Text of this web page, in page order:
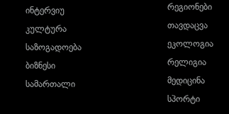
ინტერვიუ
კულტურა
საზოგადოება
ბიზნესი
სამართალი
რეგიონები
თავდაცვა
ეკოლოგია
რელიგია
მედიცინა
სპორტი